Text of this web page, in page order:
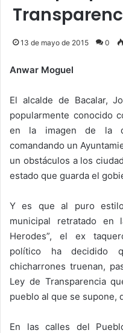
13 de mayo de 2015 0
Anwar Moguel
El alcalde de Bacalar,
popularmente conocido
en la imagen de la
comandando un
un obstáculos a los
estado que guarda el
Y es que al puro
municipal retratado en
Herodes”, el ex
político ha decidido
chicharrones truenan,
Ley de Transparencia
pueblo al que se supone,
En las calles del